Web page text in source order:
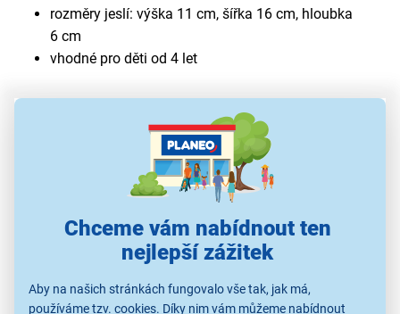
Chceme vám nabídnout ten
nejlepší zážitek
Aby na našich stránkách fungovalo vše tak, jak má,
používáme tzv. cookies. Díky nim vám můžeme nabídnout
rozměry jeslí: výška 11 cm, šířka 16 cm, hloubka
6 cm
vhodné pro děti od 4 let
Postarejte se o koťátka